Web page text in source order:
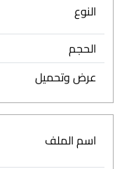
النوع
الحجم
عرض وتحميل
اسم الملف